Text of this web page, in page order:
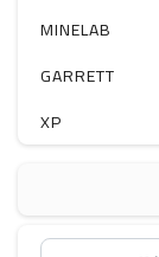
MINELAB
GARRETT
XP